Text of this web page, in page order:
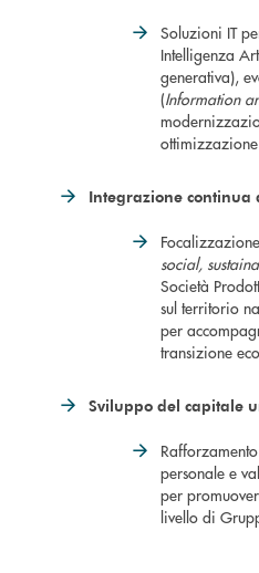
Soluzioni IT
Intelligenza
generativa),
(Information
Integrazione continua
social,
Società
sul territorio
per
transizione
Sviluppo del capitale
personale e
per
livello di